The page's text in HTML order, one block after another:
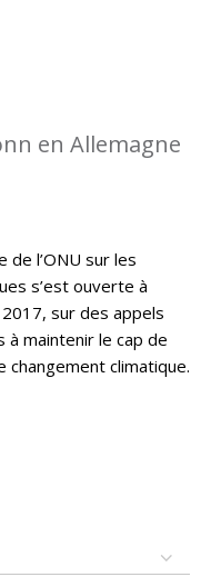
en Allemagne
de l’ONU sur les
s’est ouverte à
sur des appels
maintenir le cap de
changement climatique.